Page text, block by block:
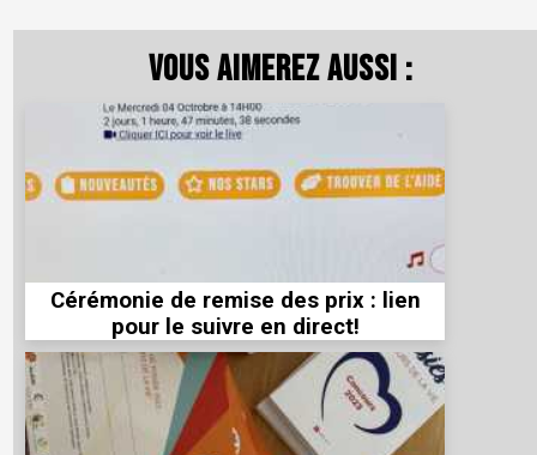
Vous aimerez aussi :
Cérémonie de remise des prix : lien
pour le suivre en direct!